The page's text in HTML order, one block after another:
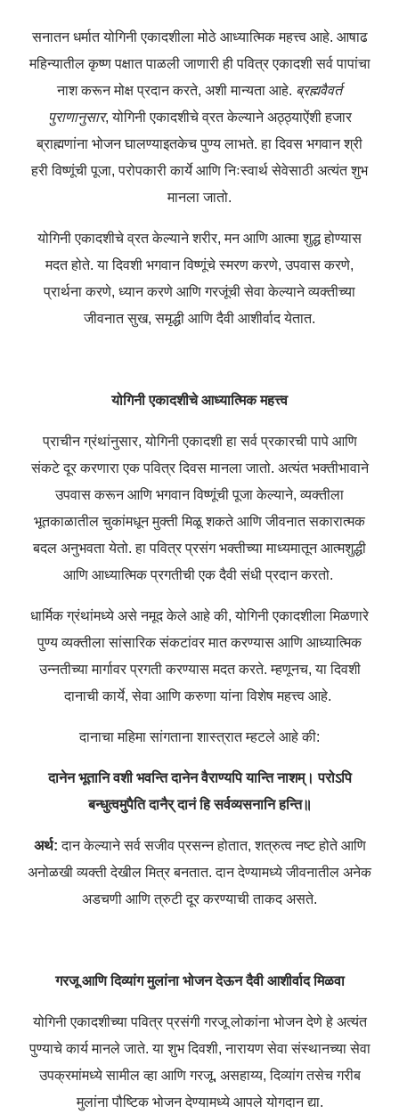
सनातन धर्मात योगिनी एकादशीला मोठे आध्यात्मिक महत्त्व आहे. आषाढ
महिन्यातील कृष्ण पक्षात पाळली जाणारी ही पवित्र एकादशी सर्व पापांचा
नाश करून मोक्ष प्रदान करते, अशी मान्यता आहे. ब्रह्मवैवर्त
पुराणानुसार, योगिनी एकादशीचे व्रत केल्याने अठ्ठ्याऐंशी हजार
ब्राह्मणांना भोजन घालण्याइतकेच पुण्य लाभते. हा दिवस भगवान श्री
हरी विष्णूंची पूजा, परोपकारी कार्ये आणि निःस्वार्थ सेवेसाठी अत्यंत शुभ
मानला जातो.
योगिनी एकादशीचे व्रत केल्याने शरीर, मन आणि आत्मा शुद्ध होण्यास
मदत होते. या दिवशी भगवान विष्णूंचे स्मरण करणे, उपवास करणे,
प्रार्थना करणे, ध्यान करणे आणि गरजूंची सेवा केल्याने व्यक्तीच्या
जीवनात सुख, समृद्धी आणि दैवी आशीर्वाद येतात.
योगिनी एकादशीचे आध्यात्मिक महत्त्व
प्राचीन ग्रंथांनुसार, योगिनी एकादशी हा सर्व प्रकारची पापे आणि
संकटे दूर करणारा एक पवित्र दिवस मानला जातो. अत्यंत भक्तीभावाने
उपवास करून आणि भगवान विष्णूंची पूजा केल्याने, व्यक्तीला
भूतकाळातील चुकांमधून मुक्ती मिळू शकते आणि जीवनात सकारात्मक
बदल अनुभवता येतो. हा पवित्र प्रसंग भक्तीच्या माध्यमातून आत्मशुद्धी
आणि आध्यात्मिक प्रगतीची एक दैवी संधी प्रदान करतो.
धार्मिक ग्रंथांमध्ये असे नमूद केले आहे की, योगिनी एकादशीला मिळणारे
पुण्य व्यक्तीला सांसारिक संकटांवर मात करण्यास आणि आध्यात्मिक
उन्नतीच्या मार्गावर प्रगती करण्यास मदत करते. म्हणूनच, या दिवशी
दानाची कार्ये, सेवा आणि करुणा यांना विशेष महत्त्व आहे.
दानाचा महिमा सांगताना शास्त्रात म्हटले आहे की:
दानेन भूतानि वशी भवन्ति दानेन वैराण्यपि यान्ति नाशम्। परोऽपि
बन्धुत्वमुपैति दानैर् दानं हि सर्वव्यसनानि हन्ति॥
अर्थ:दान केल्याने सर्व सजीव प्रसन्न होतात, शत्रुत्व नष्ट होते आणि
अनोळखी व्यक्ती देखील मित्र बनतात. दान देण्यामध्ये जीवनातील अनेक
अडचणी आणि त्रुटी दूर करण्याची ताकद असते.
गरजू आणि दिव्यांग मुलांना भोजन देऊन दैवी आशीर्वाद मिळवा
योगिनी एकादशीच्या पवित्र प्रसंगी गरजू लोकांना भोजन देणे हे अत्यंत
पुण्याचे कार्य मानले जाते. या शुभ दिवशी, नारायण सेवा संस्थानच्या सेवा
उपक्रमांमध्ये सामील व्हा आणि गरजू, असहाय्य, दिव्यांग तसेच गरीब
मुलांना पौष्टिक भोजन देण्यामध्ये आपले योगदान द्या.